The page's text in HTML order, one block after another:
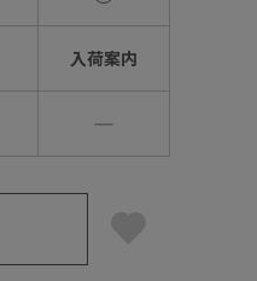
入荷案内
―